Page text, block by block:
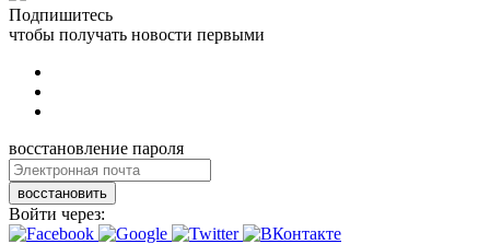
Подпишитесь
чтобы получать новости первыми
восстановление пароля
восстановить
Войти через: